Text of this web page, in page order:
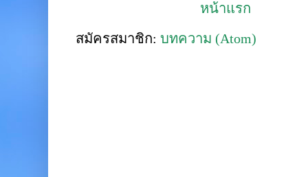
หน้าแรก
สมัครสมาชิก: บทความ (Atom)